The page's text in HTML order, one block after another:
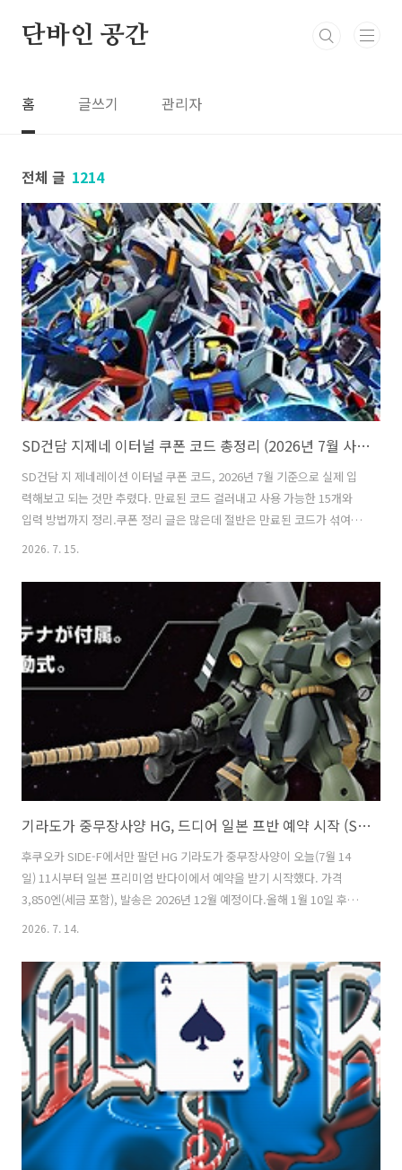
단바인 공간
홈 글쓰기 관리자
전체 글 1214
SD건담 지제네 이터널 쿠폰 코드 총정리 (2026년 7월 사용 가능 목록)
SD건담 지 제네레이션 이터널 쿠폰 코드, 2026년 7월 기준으로 실제 입
력해보고 되는 것만 추렸다. 만료된 코드 걸러내고 사용 가능한 15개와
입력 방법까지 정리.쿠폰 정리 글은 많은데 절반은 만료된 코드가 섞여
있어서, 하나하나 넣다가 "이미 사용되었거나 유효하지 않은 코드입니
튕겨서 짜증났던 기억이 있다. 그래서 이번엔 직접 전부 넣어보고 만료
여부를 구분해뒀다.쿠폰 입력 방법 — 게임 안에서 못 넣는다이 게임은
인게임 쿠폰 입력창이 없고 공식 프로모션 코드 사이트에서 입력하는 방
식이다. 처음 하는 사람이 제일 헤매는 부분.1. 쿠폰 입력 사이트 접속 →
지제네 이터널 프로모션 코드 페이지2. 반다이남코 계정으로 로그인
(게..
2026. 7. 15.
기라도가 중무장사양 HG, 드디어 일본 프반 예약 시작 (SIDE-F 한정)
후쿠오카 SIDE-F에서만 팔던 HG 기라도가 중무장사양이 오늘(7월 14
일) 11시부터 일본 프리미엄 반다이에서 예약을 받기 시작했다. 가격
3,850엔(세금 포함), 발송은 2026년 12월 예정이다.올해 1월 10일 후쿠
오카 건담베이스 SIDE-F에서 선행 판매가 시작됐을 때, 국내에서는 사실
까지 하는 판매 방식이라 대행 수수료가 만만치 않았다. 반년을 기다린
사람이 꽤 많았을 텐데, 드디어 프반 문이 열렸다.예약 정보 정리항목내
용상품명HG 1/144 기라도가 (중무장사양)등급/작품HGUC / 역습의 샤
아 (CCA-MSV)가격3,850엔 (세금 포함)예약 시작2026년 7월 14일(화)
11시, 일본 프리미엄 반다이발송2026년 ..
2026. 7. 14.